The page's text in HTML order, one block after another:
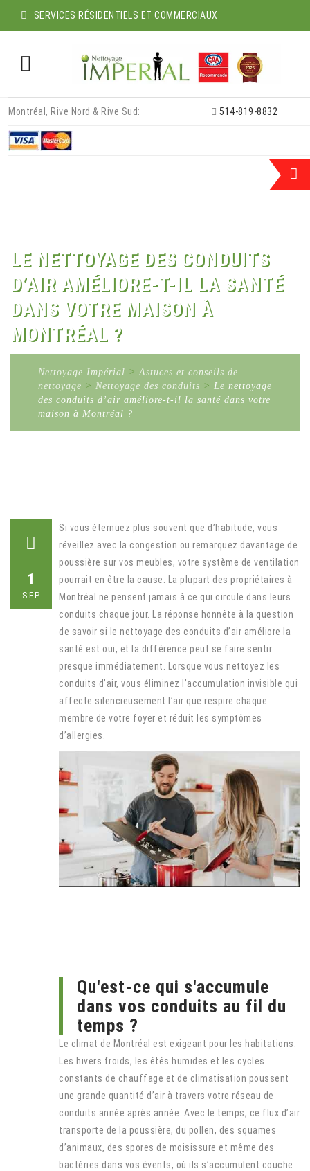
SERVICES RÉSIDENTIELS ET COMMERCIAUX
content
Montréal, Rive Nord & Rive Sud: 514-819-8832
LE NETTOYAGE DES CONDUITS
D’AIR AMÉLIORE-T-IL LA SANTÉ
DANS VOTRE MAISON À
MONTRÉAL ?
Nettoyage Impérial >Astuces et conseils de
nettoyage > Nettoyage des conduits > Le nettoyage
des conduits d’air améliore-t-il la santé dans votre
maison à Montréal ?
1
SEP
Si vous éternuez plus souvent que d’habitude, vous
réveillez avec la congestion ou remarquez davantage de
poussière sur vos meubles, votre système de ventilation
pourrait en être la cause. La plupart des propriétaires à
Montréal ne pensent jamais à ce qui circule dans leurs
conduits chaque jour. La réponse honnête à la question
de savoir si le nettoyage des conduits d’air améliore la
santé est oui, et la différence peut se faire sentir
presque immédiatement. Lorsque vous nettoyez les
conduits d’air, vous éliminez l’accumulation invisible qui
affecte silencieusement l’air que respire chaque
membre de votre foyer et réduit les symptômes
d’allergies.
Qu'est-ce qui s'accumule
dans vos conduits au fil du
temps ?
Le climat de Montréal est exigeant pour les habitations.
Les hivers froids, les étés humides et les cycles
constants de chauffage et de climatisation poussent
une grande quantité d’air à travers votre réseau de
conduits année après année. Avec le temps, ce flux d’air
transporte de la poussière, du pollen, des squames
d’animaux, des spores de moisissure et même des
bactéries dans vos évents, où ils s’accumulent couche